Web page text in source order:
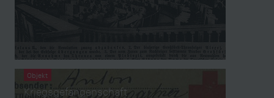
Objekt
Kriegsgefangenschaft